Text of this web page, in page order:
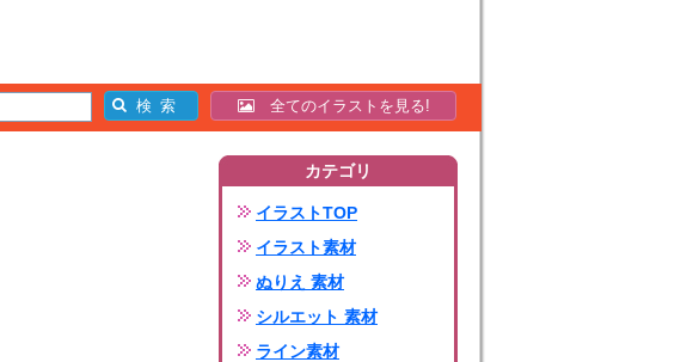
全てのイラストを見る!
カテゴリ
イラストTOP
イラスト素材
ぬりえ 素材
シルエット 素材
ライン素材